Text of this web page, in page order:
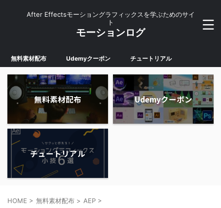
After Effectsモーショングラフィックスを学ぶためのサイ
ト
モーションログ
無料素材配布 Udemyクーポン チュートリアル
無料素材配布 Udemyクーポン
チュートリアル
HOME > 無料素材配布 > AEP >